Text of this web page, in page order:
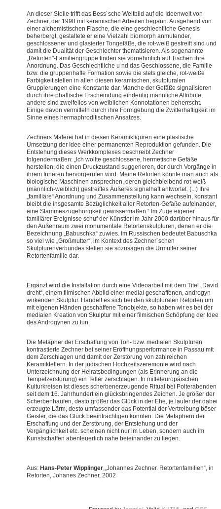
An dieser Stelle trifft das Bess´sche Weltbild auf die Ideenwelt von
Zechner, der 1998 mit keramischen Arbeiten begann. Ausgehend von
einer alchemistischen Flasche, die eine geschlechtliche Genesis
beherbergt, gestaltete er eine Vielzahl biomorph anmutender,
geschlossener und glasierter Tongefäße, die rot-weiß gestreift sind und
damit die Dualität der Geschlechter thematisieren. Als sogenannte
„Retorten"-Familiengruppe finden sie vornehmlich auf Tischen ihre
Anordnung. Das Geschlechtliche u nd das Geschlossene, die Familie
bzw. die gruppenhafte Formation sowie die stets gleiche, rot-weiße
Farbigkeit stellen in allen diesen keramischen, skulpturalen
Gruppierungen eine Konstante dar. Manche der Gefäße signalisieren
durch ihre phallische Erscheindung eindeutig männliche Attribute,
andere sind zweifellos von weiblichen Konnotationen beherrscht.
Einige davon vermitteln durch ihre Formgebung die Zwitterhaftigkeit im
Sinne eines hermaphroditischen Ansatzes.
Zechners Malerei hat in diesen Keramikfiguren eine plastische
Umsetzung der Idee einer permanenten Reproduktion gefunden. Die
Entstehung dieses Werkkomplexes beschreibt Zechner
folgendermaßen: „Ich wollte geschlossene, hermetische Gefäße
herstellen, die einen Druckzustand suggerieren, der durch Vorgänge in
ihrem Inneren hervorgerufen wird. Meine Retorten könnte man auch als
biologische Maschinen ansprechen, deren gleichbleibend rot-weiß
(männlich-weiblich) gestreiftes Äußeres signalhaft antwortet. (...) Ihre
„familiäre“ Anordnung und Zusammenstellung kann wechseln, konstant
bleibt die insgesamte Bezüglichkeit aller Retorten-Gefäße aufeinander,
eine Stammeszugehörigkeit gewissermaßen.“ Im Zuge eigener
familiärer Ereignisse schuf der Künstler im Jahr 2000 darüber hinaus für
den Außenraum zwei monumentale Retortenskulpturen, denen er die
Bezeichnung „Babuschka“ zuwies. Im Russischen bedeutet Babuschka
so viel wie „Großmutter“, im Kontext des Zechner´schen
Skulpturenverbundes stellen sie sozusagen die Urmütter seiner
Retortenfamilie dar.
Ergänzt wird die Installation durch eine Videoarbeit mit dem Titel „David
dreht“, einem filmischen Abbild einer medial geschaffenen, androgyn
wirkenden Skulptur. Handelt es sich bei den skulpturalen Retorten um
mit eigenen Händen geschaffene Tonobjekte, so haben wir es bei der
medialen Kreation von Skulptur mit einer filmischen Schöpfung der Idee
des Androgynen zu tun.
Die Metapher der Erschaffung von Ton- bzw. medialen Skulpturen
kontrastierte Zechner bei seiner Eröffnungsperformance in Passau mit
dem Zerschlagen und damit der Zerstörung von zahlreichen
Keramiktellern. In der jüdischen Hochzeitszeremonie wird nach
Unterzeichnung der Heiratsbedingungen (als Erinnerung an die
Tempelzerstörung) ein Teller zerschlagen. In mitteleuropäischen
Kulturkreisen ist dieses scherbenerzeugende Ritual bei Polterabenden
seit dem 16. Jahrhundert ein glücksbringendes Zeichen. Je größer der
Scherbenhaufen, desto größer das Glück in der Ehe, je lauter der dabei
erzeugte Lärm, desto umfassender das Potential der Vertreibung böser
Geister, die das Glück beeinträchtigen könnten. Die Metaphern der
Erschaffung und der Zerstörung, der Entstehung und der
Vergänglichkeit etc. scheinen nicht nur im Leben, sondern auch im
Kunstschaffen abenteuerlich nahe beieinander zu liegen.
Aus: Hans-Peter Wipplinger,„Johannes Zechner. Retortenfamilien“, in
Retorten, Johanes Zechner, 2002